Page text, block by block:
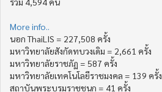
More info..
นอก ThaiLIS = 227,508 ครั้ง
มหาวิทยาลัยสังกัดทบวงเดิม = 2,661 ครั้ง
มหาวิทยาลัยราชภัฏ = 587 ครั้ง
มหาวิทยาลัยเทคโนโลยีราชมงคล = 139 ครั้ง
สถาบันพระบรมราชชนก = 41 ครั้ง